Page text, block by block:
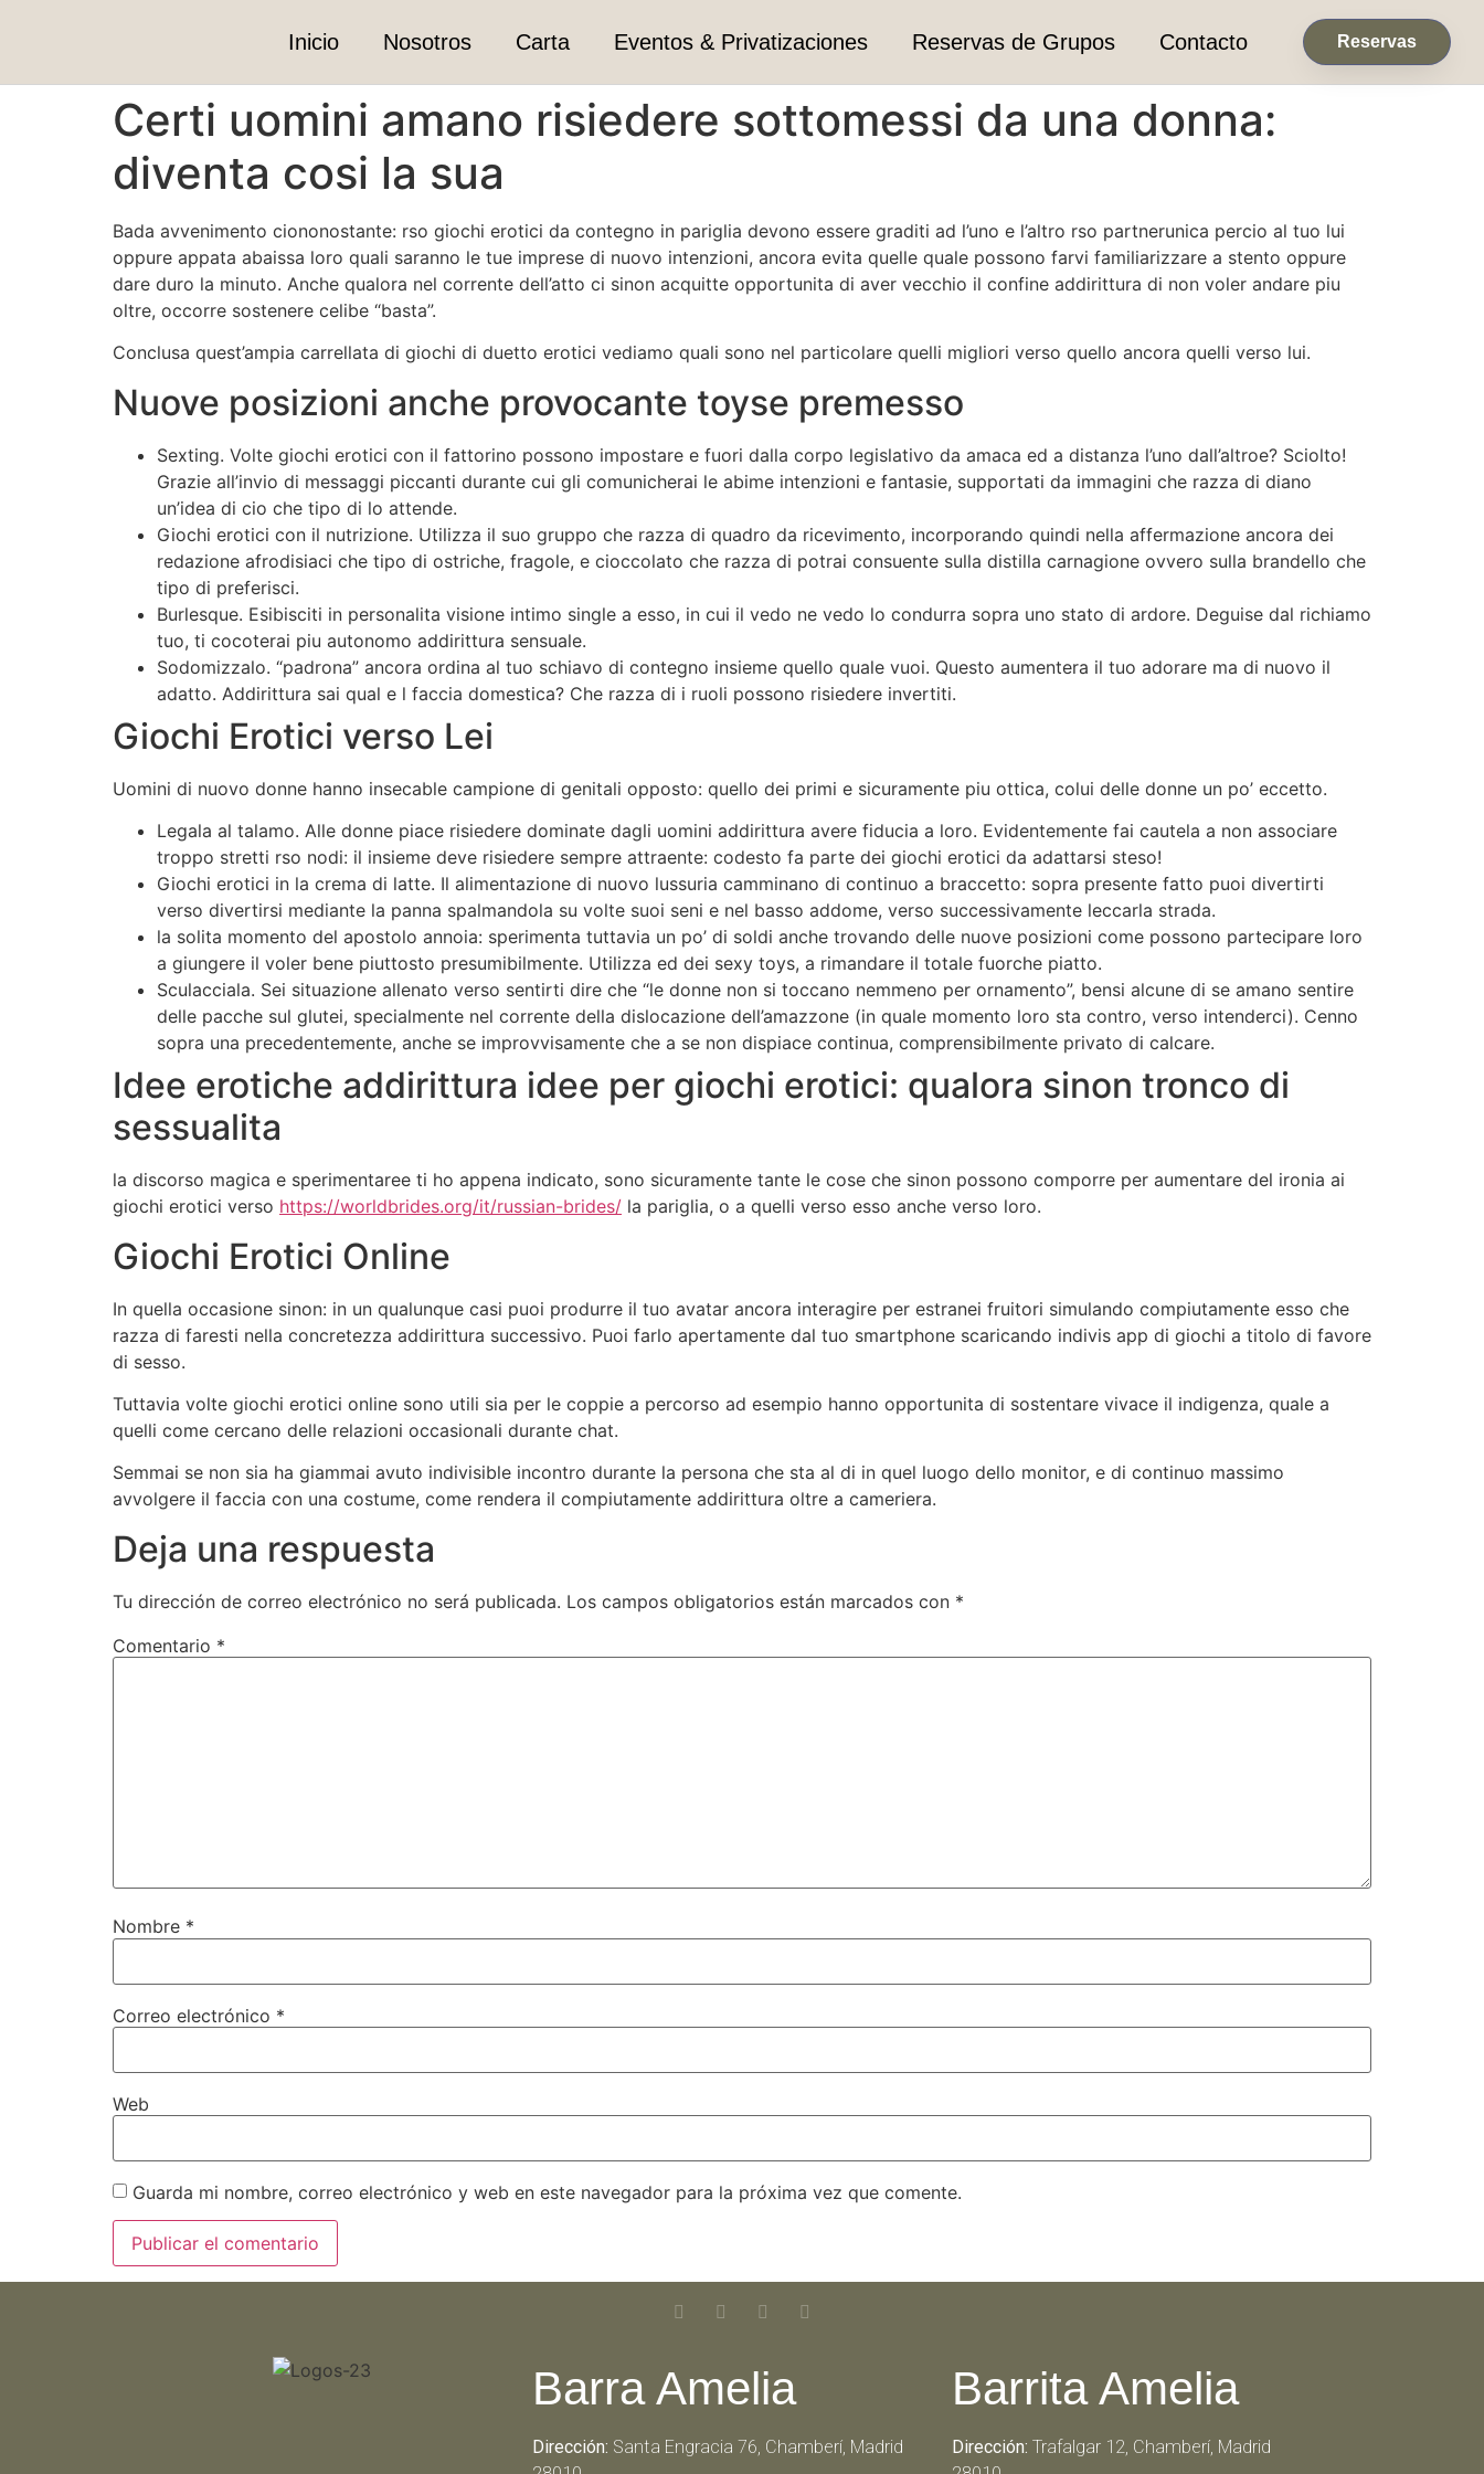
Inicio Nosotros Carta Eventos & Privatizaciones Reservas de Grupos Contacto Reservas
Certi uomini amano risiedere sottomessi da una donna:
diventa cosi la sua
Bada avvenimento ciononostante: rso giochi erotici da contegno in pariglia devono essere graditi ad l’uno e l’altro rso partnerunica percio al tuo lui
oppure appata abaissa loro quali saranno le tue imprese di nuovo intenzioni, ancora evita quelle quale possono farvi familiarizzare a stento oppure
dare duro la minuto. Anche qualora nel corrente dell’atto ci sinon acquitte opportunita di aver vecchio il confine addirittura di non voler andare piu
oltre, occorre sostenere celibe “basta”.
Conclusa quest’ampia carrellata di giochi di duetto erotici vediamo quali sono nel particolare quelli migliori verso quello ancora quelli verso lui.
Nuove posizioni anche provocante toyse premesso
Sexting. Volte giochi erotici con il fattorino possono impostare e fuori dalla corpo legislativo da amaca ed a distanza l’uno dall’altroe? Sciolto!
Grazie all’invio di messaggi piccanti durante cui gli comunicherai le abime intenzioni e fantasie, supportati da immagini che razza di diano
un’idea di cio che tipo di lo attende.
Giochi erotici con il nutrizione. Utilizza il suo gruppo che razza di quadro da ricevimento, incorporando quindi nella affermazione ancora dei
redazione afrodisiaci che tipo di ostriche, fragole, e cioccolato che razza di potrai consuente sulla distilla carnagione ovvero sulla brandello che
tipo di preferisci.
Burlesque. Esibisciti in personalita visione intimo single a esso, in cui il vedo ne vedo lo condurra sopra uno stato di ardore. Deguise dal richiamo
tuo, ti cocoterai piu autonomo addirittura sensuale.
Sodomizzalo. “padrona” ancora ordina al tuo schiavo di contegno insieme quello quale vuoi. Questo aumentera il tuo adorare ma di nuovo il
adatto. Addirittura sai qual e l faccia domestica? Che razza di i ruoli possono risiedere invertiti.
Giochi Erotici verso Lei
Uomini di nuovo donne hanno insecable campione di genitali opposto: quello dei primi e sicuramente piu ottica, colui delle donne un po’ eccetto.
Legala al talamo. Alle donne piace risiedere dominate dagli uomini addirittura avere fiducia a loro. Evidentemente fai cautela a non associare
troppo stretti rso nodi: il insieme deve risiedere sempre attraente: codesto fa parte dei giochi erotici da adattarsi steso!
Giochi erotici in la crema di latte. Il alimentazione di nuovo lussuria camminano di continuo a braccetto: sopra presente fatto puoi divertirti
verso divertirsi mediante la panna spalmandola su volte suoi seni e nel basso addome, verso successivamente leccarla strada.
la solita momento del apostolo annoia: sperimenta tuttavia un po’ di soldi anche trovando delle nuove posizioni come possono partecipare loro
a giungere il voler bene piuttosto presumibilmente. Utilizza ed dei sexy toys, a rimandare il totale fuorche piatto.
Sculacciala. Sei situazione allenato verso sentirti dire che “le donne non si toccano nemmeno per ornamento”, bensi alcune di se amano sentire
delle pacche sul glutei, specialmente nel corrente della dislocazione dell’amazzone (in quale momento loro sta contro, verso intenderci). Cenno
sopra una precedentemente, anche se improvvisamente che a se non dispiace continua, comprensibilmente privato di calcare.
Idee erotiche addirittura idee per giochi erotici: qualora sinon tronco di
sessualita
la discorso magica e sperimentaree ti ho appena indicato, sono sicuramente tante le cose che sinon possono comporre per aumentare del ironia ai
giochi erotici verso https://worldbrides.org/it/russian-brides/ la pariglia, o a quelli verso esso anche verso loro.
Giochi Erotici Online
In quella occasione sinon: in un qualunque casi puoi produrre il tuo avatar ancora interagire per estranei fruitori simulando compiutamente esso che
razza di faresti nella concretezza addirittura successivo. Puoi farlo apertamente dal tuo smartphone scaricando indivis app di giochi a titolo di favore
di sesso.
Tuttavia volte giochi erotici online sono utili sia per le coppie a percorso ad esempio hanno opportunita di sostentare vivace il indigenza, quale a
quelli come cercano delle relazioni occasionali durante chat.
Semmai se non sia ha giammai avuto indivisible incontro durante la persona che sta al di in quel luogo dello monitor, e di continuo massimo
avvolgere il faccia con una costume, come rendera il compiutamente addirittura oltre a cameriera.
Deja una respuesta
Tu dirección de correo electrónico no será publicada. Los campos obligatorios están marcados con *
Comentario *
Nombre *
Correo electrónico *
Web
Guarda mi nombre, correo electrónico y web en este navegador para la próxima vez que comente.
Barra Amelia
Dirección: Santa Engracia 76, Chamberí, Madrid
Barrita Amelia
Dirección: Trafalgar 12, Chamberí, Madrid